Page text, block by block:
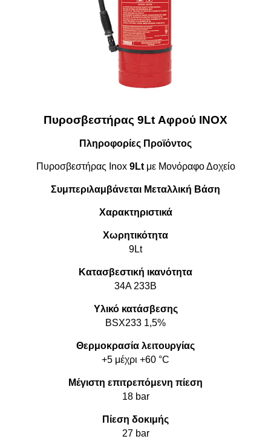
Πυροσβεστήρας 9Lt Αφρού INOX
Πληροφορίες Προϊόντος
Πυροσβεστήρας Inox 9Ltμε Μονόραφο Δοχείο
Συμπεριλαμβάνεται Μεταλλική Βάση
Χαρακτηριστικά
Χωρητικότητα
9Lt
Κατασβεστική ικανότητα
34A 233B
Υλικό κατάσβεσης
BSX233 1,5%
Θερμοκρασία λειτουργίας
+5 μέχρι +60 °C
Μέγιστη επιτρεπόμενη πίεση
18 bar
Πίεση δοκιμής
27 bar